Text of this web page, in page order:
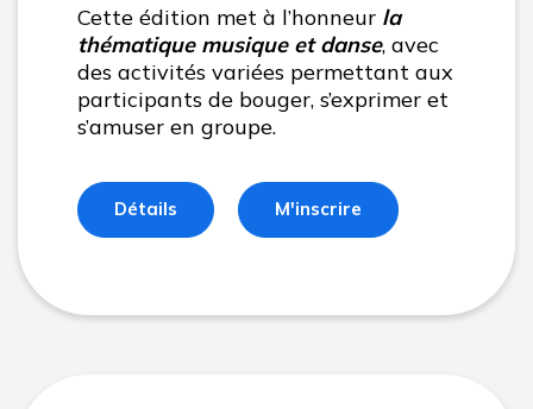
Cette édition met à l’honneur la
thématique musique et danse, avec
des activités variées permettant aux
participants de bouger, s’exprimer et
s’amuser en groupe.
Détails M'inscrire